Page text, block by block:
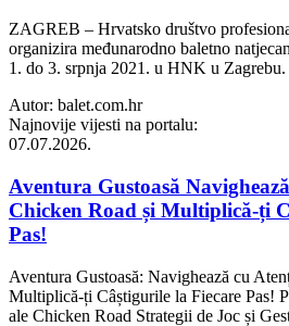
ZAGREB – Hrvatsko društvo
organizira međunarodno baletno
1. do 3. srpnja 2021. u HNK u
Autor: balet.com.hr
Najnovije vijesti na portalu:
07.07.2026.
Aventura Gustoasă
Chicken Road și Multiplică-ți
Pas!
Aventura Gustoasă: Navighează cu
Multiplică-ți Câștigurile la Fiecare Pas!
ale Chicken Road Strategii de Joc și